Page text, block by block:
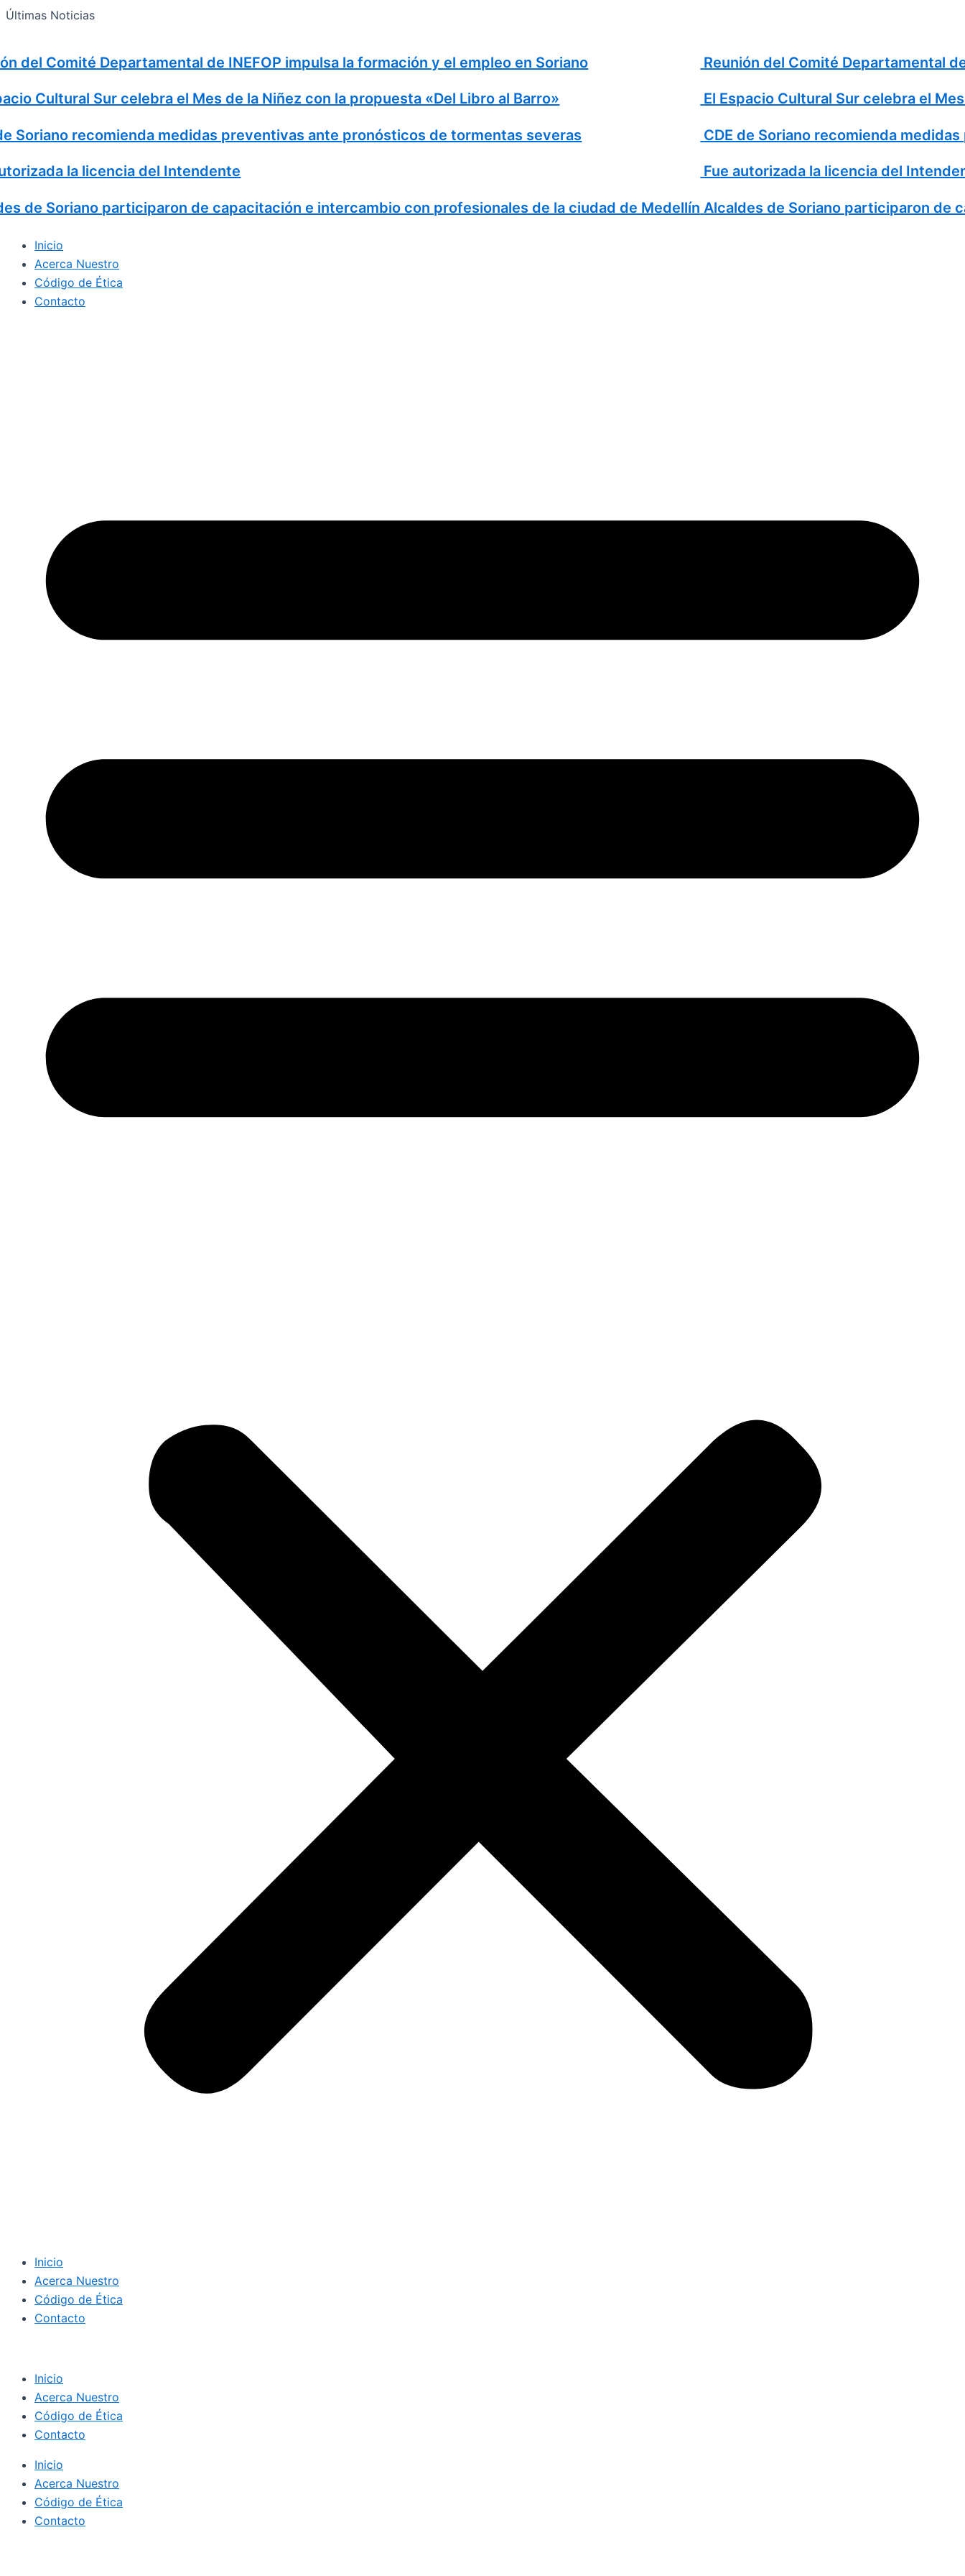
Ir
Últimas Noticias
del Comité Departamental de INEFOP impulsa la formación y el empleo en Soriano
Cultural Sur celebra el Mes de la Niñez con la propuesta «Del Libro al Barro»
Soriano recomienda medidas preventivas ante pronósticos de tormentas severas
la licencia del Intendente
de Soriano participaron de capacitación e intercambio con profesionales de la ciudad de Medellín
Reunión del Comité Departamental
El Espacio Cultural Sur celebra el
CDE de Soriano recomienda
Fue autorizada la licencia del
Alcaldes de Soriano participaron de
Inicio
Acerca Nuestro
Código de Ética
Contacto
Inicio
Acerca Nuestro
Código de Ética
Contacto
Inicio
Acerca Nuestro
Código de Ética
Contacto
Inicio
Acerca Nuestro
Código de Ética
Contacto
Search